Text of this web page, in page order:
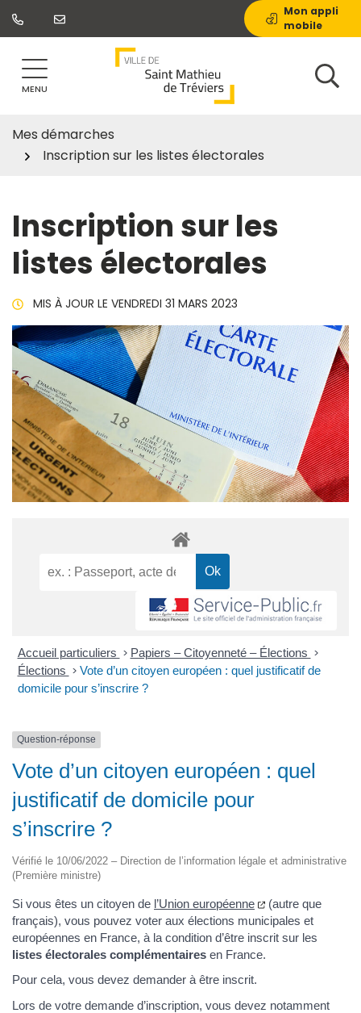
Aller
Mon appli
mobile
MENU
Mes démarches
Inscription sur les listes électorales
Inscription sur les
listes électorales
MIS À JOUR LE VENDREDI 31 MARS 2023
Accueil particuliers > Papiers – Citoyenneté – Élections >
Élections > Vote d’un citoyen européen : quel justificatif de
domicile pour s’inscrire ?
Question-réponse
Vote d’un citoyen européen : quel
justificatif de domicile pour
s’inscrire ?
Vérifié le 10/06/2022 – Direction de l’information légale et administrative
(Première ministre)
Si vous êtes un citoyen de l’Union européenne
(autre que
français), vous pouvez voter aux élections municipales et
européennes en France, à la condition d’être inscrit sur les
listes électorales complémentaires en France.
Pour cela, vous devez demander à être inscrit.
Lors de votre demande d’inscription, vous devez notamment